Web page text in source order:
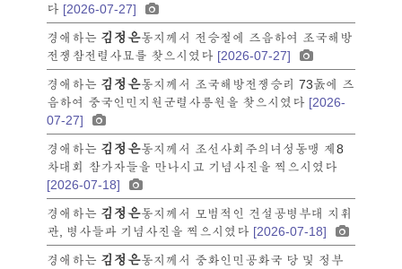
다 [2026-07-27]
경애하는 김정은동지께서 전승절에 즈음하여 조국해방
전쟁참전렬사묘를 찾으시였다 [2026-07-27]
경애하는 김정은동지께서 조국해방전쟁승리 73돐에 즈
음하여 중국인민지원군렬사릉원을 찾으시였다 [2026-
07-27]
경애하는 김정은동지께서 조선사회주의녀성동맹 제8
차대회 참가자들을 만나시고 기념사진을 찍으시였다
[2026-07-18]
경애하는 김정은동지께서 모범적인 건설공병부대 지휘
관, 병사들과 기념사진을 찍으시였다 [2026-07-18]
경애하는 김정은동지께서 중화인민공화국 당 및 정부